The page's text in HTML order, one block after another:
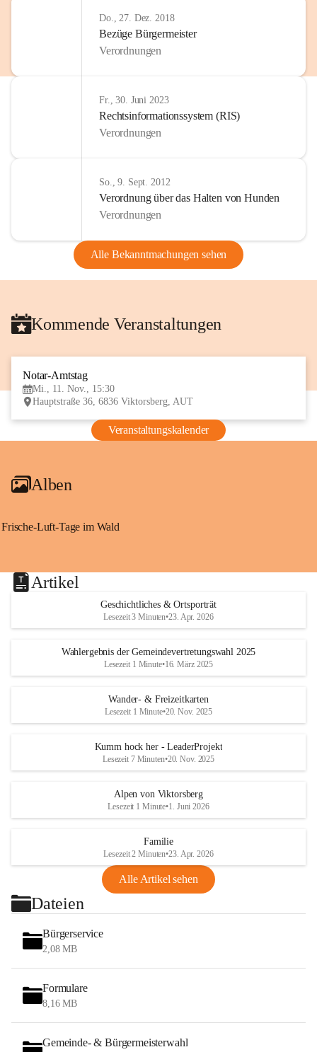
Do., 27. Dez. 2018
Bezüge Bürgermeister
Verordnungen
Fr., 30. Juni 2023
Rechtsinformationssystem (RIS)
Verordnungen
So., 9. Sept. 2012
Verordnung über das Halten von Hunden
Verordnungen
Alle Bekanntmachungen sehen
Kommende Veranstaltungen
Notar-Amtstag
Mi., 11. Nov., 15:30
Hauptstraße 36, 6836 Viktorsberg, AUT
Veranstaltungskalender
Alben
Frische-Luft-Tage im Wald
Artikel
Geschichtliches & Ortsporträt
Lesezeit 3 Minuten•23. Apr. 2026
Wahlergebnis der Gemeindevertretungswahl 2025
Lesezeit 1 Minute•16. März 2025
Wander- & Freizeitkarten
Lesezeit 1 Minute•20. Nov. 2025
Kumm hock her - LeaderProjekt
Lesezeit 7 Minuten•20. Nov. 2025
Alpen von Viktorsberg
Lesezeit 1 Minute•1. Juni 2026
Familie
Lesezeit 2 Minuten•23. Apr. 2026
Alle Artikel sehen
Dateien
Bürgerservice
2,08 MB
Formulare
8,16 MB
Gemeinde- & Bürgermeisterwahl